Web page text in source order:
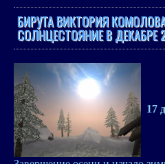
БИРУТА ВИКТОРИЯ
СОЛНЦЕСТОЯНИЕ В ДЕКАБРЕ
17